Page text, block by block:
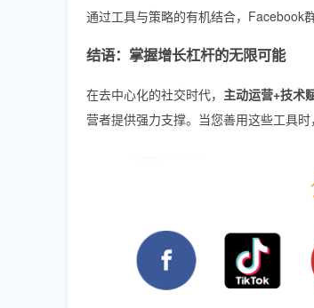
通过工具与策略的有机结合，Facebook
结语：掌握增长杠杆的无限可能
在去中心化的社交时代， 主动运营+技术
营者提供强力支撑。当您善用这些工具